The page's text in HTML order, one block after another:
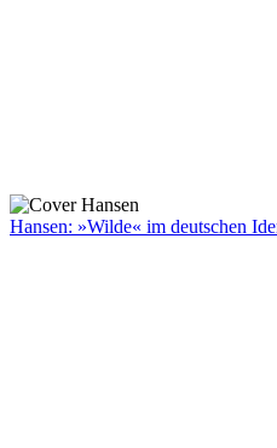
Hansen: »Wilde« im deutschen